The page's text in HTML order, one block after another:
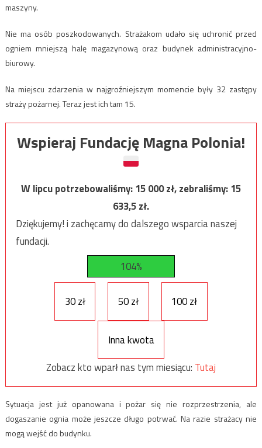
maszyny.
Nie ma osób poszkodowanych. Strażakom udało się uchronić przed
ogniem mniejszą halę magazynową oraz budynek administracyjno-
biurowy.
Na miejscu zdarzenia w najgroźniejszym momencie były 32 zastępy
straży pożarnej. Teraz jest ich tam 15.
Wspieraj Fundację Magna Polonia!
W lipcu potrzebowaliśmy:15 000zł, zebraliśmy:15
633,5zł.
Dziękujemy! i zachęcamy do dalszego wsparcia naszej
fundacji.
104%
30 zł 50 zł 100 zł
Inna kwota
Zobacz kto wparł nas tym miesiącu: Tutaj
Sytuacja jest już opanowana i pożar się nie rozprzestrzenia, ale
dogaszanie ognia może jeszcze długo potrwać. Na razie strażacy nie
mogą wejść do budynku.